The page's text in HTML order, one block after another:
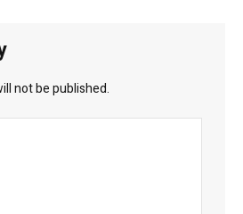
not be published.